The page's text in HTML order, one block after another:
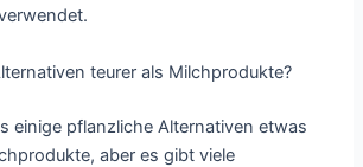
teurer als Milchprodukte?
einige pflanzliche Alternativen etwas
aber es gibt viele